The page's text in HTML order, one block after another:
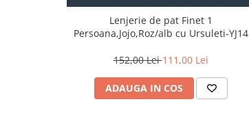
Lenjerie de pat Finet 1
Persoana,Jojo,Roz/alb cu Ursuleti-YJ14
152,00 Lei111,00 Lei
ADAUGA IN COS